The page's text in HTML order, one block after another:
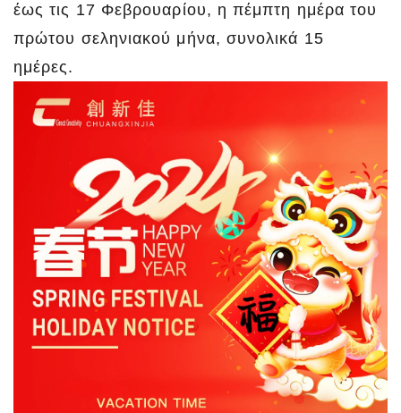
έως τις 17 Φεβρουαρίου, η πέμπτη ημέρα του
πρώτου σεληνιακού μήνα, συνολικά 15
ημέρες.